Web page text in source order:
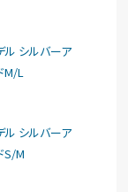
シルバーア
M/L
シルバーア
S/M